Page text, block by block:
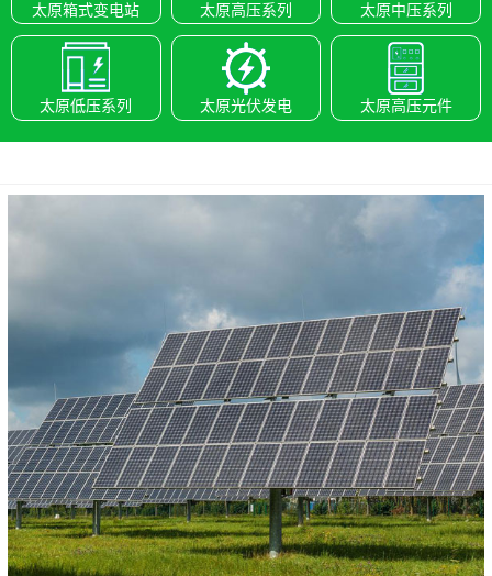
太原箱式变电站 太原高压系列 太原中压系列
太原低压系列 太原光伏发电 太原高压元件